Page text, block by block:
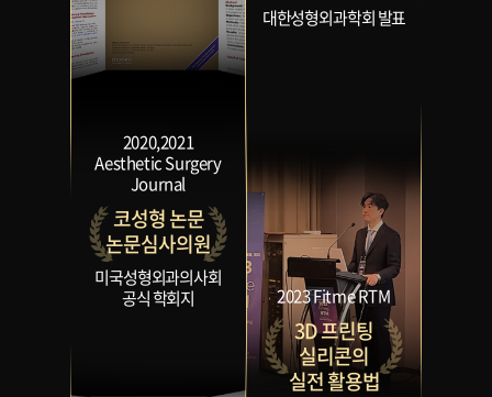
2020,2021
Aesthetic Surgery
Journal
코성형 논문
논문심사의원
미국성형외과의사회
공식 학회지
대한성형외과학회 발표
2023 Fitme RTM
3D 프린팅
실리콘의
실전 활용법